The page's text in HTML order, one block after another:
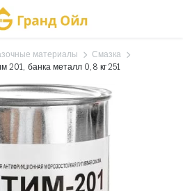
материалы
Смазка
201, банка металл 0,8 кг 251